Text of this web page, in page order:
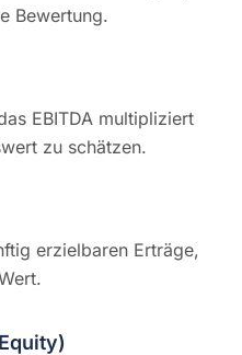
Bewertung.
EBITDA multipliziert
zu schätzen.
erzielbaren Erträge,